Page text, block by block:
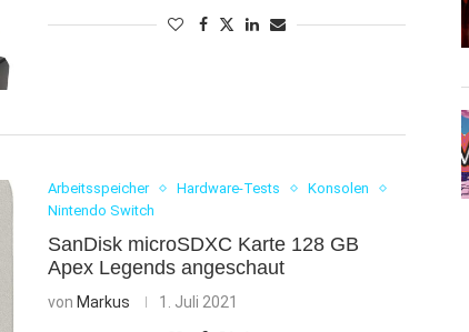
Arbeitsspeicher Hardware-Tests
Konsolen
Nintendo Switch
SanDisk microSDXC Karte 128 GB
Apex Legends angeschaut
von Markus 1. Juli 2021